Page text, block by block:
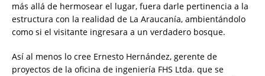
más allá de hermosear el lugar, fuera darle pertinencia a la
estructura con la realidad de La Araucanía, ambientándolo
como si el visitante ingresara a un verdadero bosque.
Así al menos lo cree Ernesto Hernández, gerente de
proyectos de la oficina de ingeniería FHS Ltda. que se